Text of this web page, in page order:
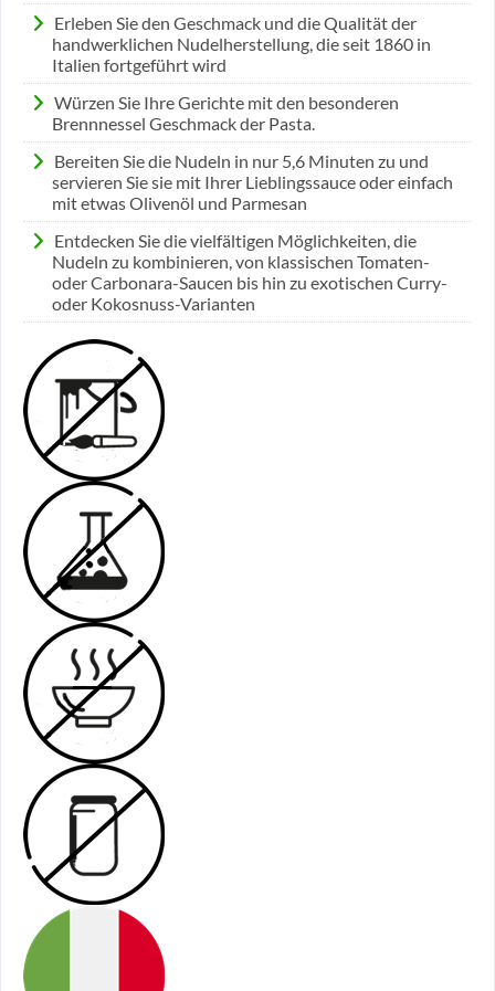
Erleben Sie den Geschmack und die Qualität der
handwerklichen Nudelherstellung, die seit 1860 in
Italien fortgeführt wird
Würzen Sie Ihre Gerichte mit den besonderen
Brennnessel Geschmack der Pasta.
Bereiten Sie die Nudeln in nur 5,6 Minuten zu und
servieren Sie sie mit Ihrer Lieblingssauce oder einfach
mit etwas Olivenöl und Parmesan
Entdecken Sie die vielfältigen Möglichkeiten, die
Nudeln zu kombinieren, von klassischen Tomaten-
oder Carbonara-Saucen bis hin zu exotischen Curry-
oder Kokosnuss-Varianten